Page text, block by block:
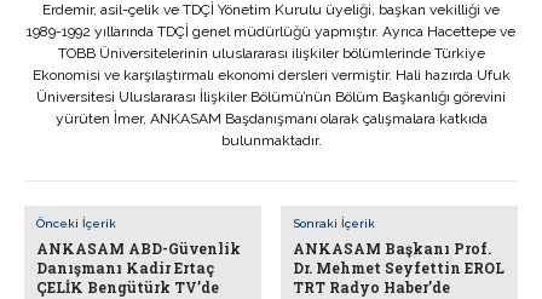
Erdemir, asil-çelik ve TDÇİ Yönetim Kurulu üyeliği, başkan vekilliği ve
1989-1992 yıllarında TDÇİ genel müdürlüğü yapmıştır. Ayrıca Hacettepe ve
TOBB Üniversitelerinin uluslararası ilişkiler bölümlerinde Türkiye
Ekonomisi ve karşılaştırmalı ekonomi dersleri vermiştir. Hali hazırda Ufuk
Üniversitesi Uluslararası İlişkiler Bölümü’nün Bölüm Başkanlığı görevini
yürüten İmer, ANKASAM Başdanışmanı olarak çalışmalara katkıda
bulunmaktadır.
Önceki İçerik
ANKASAM ABD-Güvenlik
Danışmanı Kadir Ertaç
ÇELİK Bengütürk TV’de
Sonraki İçerik
ANKASAM Başkanı Prof.
Dr. Mehmet Seyfettin EROL
TRT Radyo Haber’de